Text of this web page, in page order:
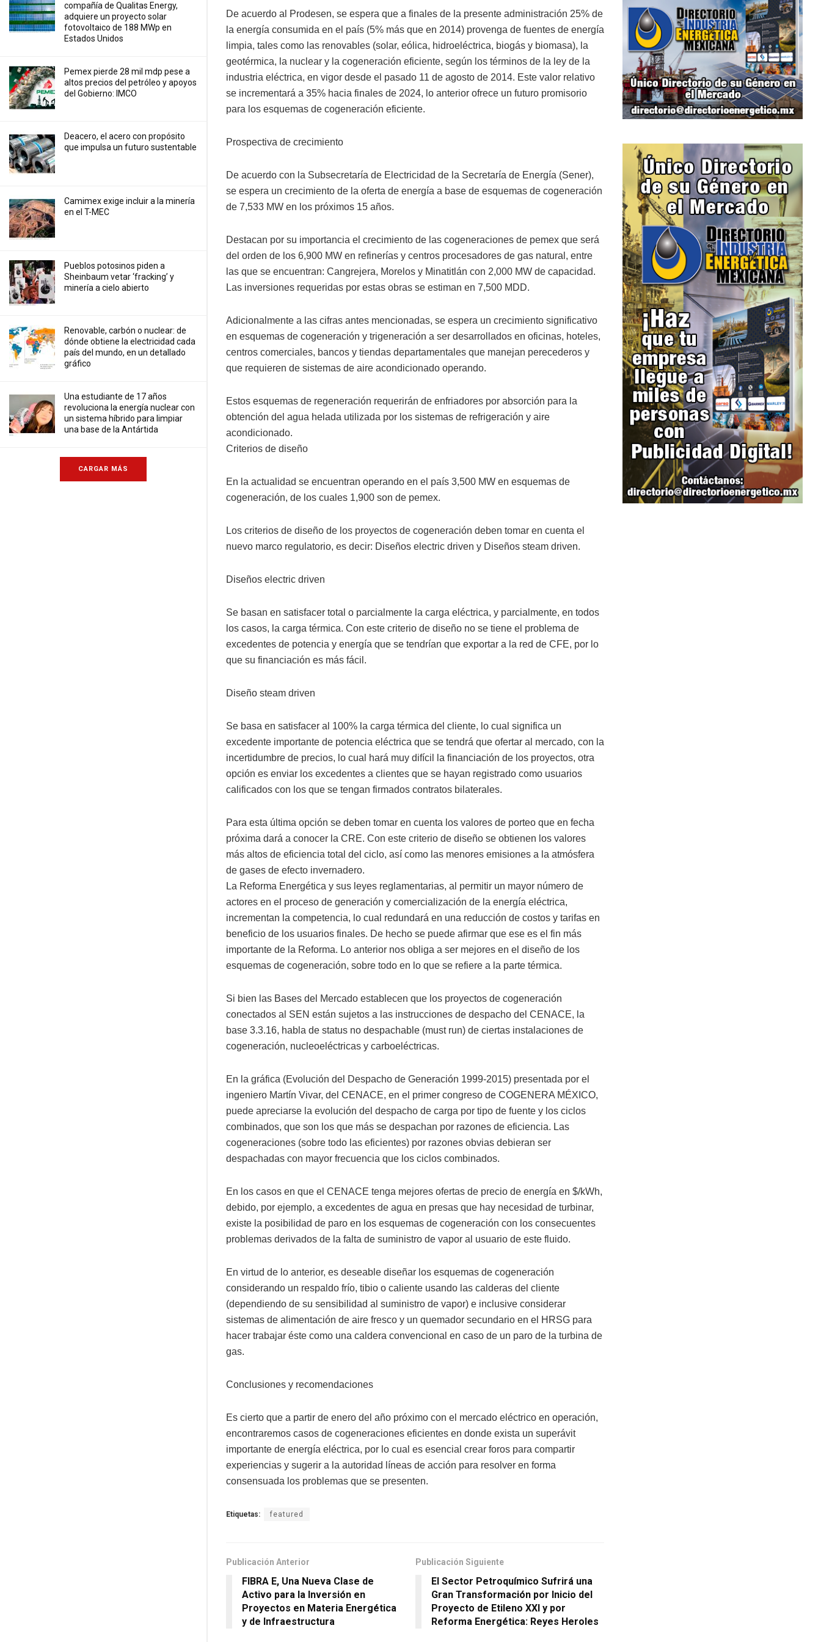
compañía de Qualitas Energy,
adquiere un proyecto solar
fotovoltaico de 188 MWp en
Estados Unidos
Pemex pierde 28 mil mdp pese a
altos precios del petróleo y apoyos
del Gobierno: IMCO
Deacero, el acero con propósito
que impulsa un futuro sustentable
Camimex exige incluir a la minería
en el T-MEC
Pueblos potosinos piden a
Sheinbaum vetar ‘fracking’ y
minería a cielo abierto
Renovable, carbón o nuclear: de
dónde obtiene la electricidad cada
país del mundo, en un detallado
gráfico
Una estudiante de 17 años
revoluciona la energía nuclear con
un sistema híbrido para limpiar
una base de la Antártida
CARGAR MÁS
De acuerdo al Prodesen, se espera que a finales de la presente administración 25% de
la energía consumida en el país (5% más que en 2014) provenga de fuentes de energía
limpia, tales como las renovables (solar, eólica, hidroeléctrica, biogás y biomasa), la
geotérmica, la nuclear y la cogeneración eficiente, según los términos de la ley de la
industria eléctrica, en vigor desde el pasado 11 de agosto de 2014. Este valor relativo
se incrementará a 35% hacia finales de 2024, lo anterior ofrece un futuro promisorio
para los esquemas de cogeneración eficiente.
Prospectiva de crecimiento
De acuerdo con la Subsecretaría de Electricidad de la Secretaría de Energía (Sener),
se espera un crecimiento de la oferta de energía a base de esquemas de cogeneración
de 7,533 MW en los próximos 15 años.
Destacan por su importancia el crecimiento de las cogeneraciones de pemex que será
del orden de los 6,900 MW en refinerías y centros procesadores de gas natural, entre
las que se encuentran: Cangrejera, Morelos y Minatitlán con 2,000 MW de capacidad.
Las inversiones requeridas por estas obras se estiman en 7,500 MDD.
Adicionalmente a las cifras antes mencionadas, se espera un crecimiento significativo
en esquemas de cogeneración y trigeneración a ser desarrollados en oficinas, hoteles,
centros comerciales, bancos y tiendas departamentales que manejan perecederos y
que requieren de sistemas de aire acondicionado operando.
Estos esquemas de regeneración requerirán de enfriadores por absorción para la
obtención del agua helada utilizada por los sistemas de refrigeración y aire
acondicionado.
Criterios de diseño
En la actualidad se encuentran operando en el país 3,500 MW en esquemas de
cogeneración, de los cuales 1,900 son de pemex.
Los criterios de diseño de los proyectos de cogeneración deben tomar en cuenta el
nuevo marco regulatorio, es decir: Diseños electric driven y Diseños steam driven.
Diseños electric driven
Se basan en satisfacer total o parcialmente la carga eléctrica, y parcialmente, en todos
los casos, la carga térmica. Con este criterio de diseño no se tiene el problema de
excedentes de potencia y energía que se tendrían que exportar a la red de CFE, por lo
que su financiación es más fácil.
Diseño steam driven
Se basa en satisfacer al 100% la carga térmica del cliente, lo cual significa un
excedente importante de potencia eléctrica que se tendrá que ofertar al mercado, con la
incertidumbre de precios, lo cual hará muy difícil la financiación de los proyectos, otra
opción es enviar los excedentes a clientes que se hayan registrado como usuarios
calificados con los que se tengan firmados contratos bilaterales.
Para esta última opción se deben tomar en cuenta los valores de porteo que en fecha
próxima dará a conocer la CRE. Con este criterio de diseño se obtienen los valores
más altos de eficiencia total del ciclo, así como las menores emisiones a la atmósfera
de gases de efecto invernadero.
La Reforma Energética y sus leyes reglamentarias, al permitir un mayor número de
actores en el proceso de generación y comercialización de la energía eléctrica,
incrementan la competencia, lo cual redundará en una reducción de costos y tarifas en
beneficio de los usuarios finales. De hecho se puede afirmar que ese es el fin más
importante de la Reforma. Lo anterior nos obliga a ser mejores en el diseño de los
esquemas de cogeneración, sobre todo en lo que se refiere a la parte térmica.
Si bien las Bases del Mercado establecen que los proyectos de cogeneración
conectados al SEN están sujetos a las instrucciones de despacho del CENACE, la
base 3.3.16, habla de status no despachable (must run) de ciertas instalaciones de
cogeneración, nucleoeléctricas y carboeléctricas.
En la gráfica (Evolución del Despacho de Generación 1999-2015) presentada por el
ingeniero Martín Vivar, del CENACE, en el primer congreso de COGENERA MÉXICO,
puede apreciarse la evolución del despacho de carga por tipo de fuente y los ciclos
combinados, que son los que más se despachan por razones de eficiencia. Las
cogeneraciones (sobre todo las eficientes) por razones obvias debieran ser
despachadas con mayor frecuencia que los ciclos combinados.
En los casos en que el CENACE tenga mejores ofertas de precio de energía en $/kWh,
debido, por ejemplo, a excedentes de agua en presas que hay necesidad de turbinar,
existe la posibilidad de paro en los esquemas de cogeneración con los consecuentes
problemas derivados de la falta de suministro de vapor al usuario de este fluido.
En virtud de lo anterior, es deseable diseñar los esquemas de cogeneración
considerando un respaldo frío, tibio o caliente usando las calderas del cliente
(dependiendo de su sensibilidad al suministro de vapor) e inclusive considerar
sistemas de alimentación de aire fresco y un quemador secundario en el HRSG para
hacer trabajar éste como una caldera convencional en caso de un paro de la turbina de
gas.
Conclusiones y recomendaciones
Es cierto que a partir de enero del año próximo con el mercado eléctrico en operación,
encontraremos casos de cogeneraciones eficientes en donde exista un superávit
importante de energía eléctrica, por lo cual es esencial crear foros para compartir
experiencias y sugerir a la autoridad líneas de acción para resolver en forma
consensuada los problemas que se presenten.
Etiquetas: featured
Publicación Anterior
FIBRA E, Una Nueva Clase de
Activo para la Inversión en
Proyectos en Materia Energética
y de Infraestructura
Publicación Siguiente
El Sector Petroquímico Sufrirá una
Gran Transformación por Inicio del
Proyecto de Etileno XXI y por
Reforma Energética: Reyes Heroles